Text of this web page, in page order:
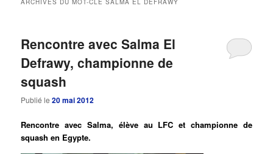
ARCHIVES DU MOT-CLÉSALMA EL DEFRAWY
Rencontre avec Salma El
Defrawy, championne de
squash
Publié le20 mai 2012
Rencontre avec Salma, élève au LFC et championne de
squash en Egypte.